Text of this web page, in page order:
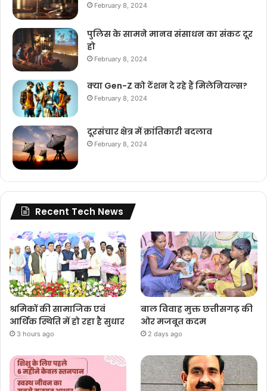
February 8, 2024
पुलिस के सामने मानव संसाधन का संकट दूर
हो
February 8, 2024
क्या Gen-Z को टेंशन दे रहे हैं मिलेनियल्स?
February 8, 2024
दूरसंचार क्षेत्र में क्रांतिकारी बदलाव
February 8, 2024
Recent Tech News
श्रमिकों की सामाजिक एवं
आर्थिक स्थिति में हो रहा है सुधार
3 hours ago
बाल विवाह मुक्त छत्तीसगढ़ की
ओर मजबूत कदम
2 days ago